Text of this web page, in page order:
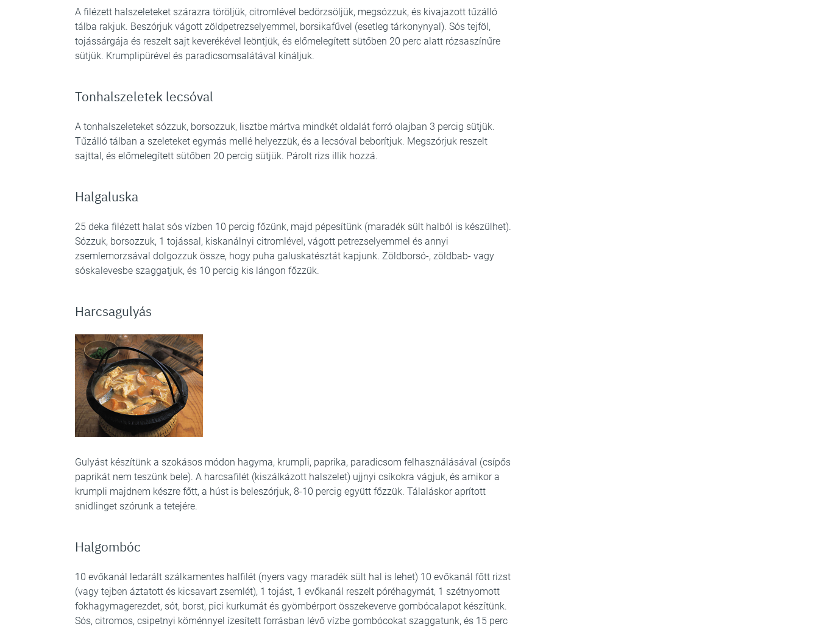
A filézett halszeleteket szárazra töröljük, citromlével bedörzsöljük, megsózzuk, és kivajazott tűzálló
tálba rakjuk. Beszórjuk vágott zöldpetrezselyemmel, borsikafűvel (esetleg tárkonynyal). Sós tejföl,
tojássárgája és reszelt sajt keverékével leöntjük, és előmelegített sütőben 20 perc alatt rózsaszínűre
sütjük. Krumplipürével és paradicsomsalátával kínáljuk.
Tonhalszeletek lecsóval
A tonhalszeleteket sózzuk, borsozzuk, lisztbe mártva mindkét oldalát forró olajban 3 percig sütjük.
Tűzálló tálban a szeleteket egymás mellé helyezzük, és a lecsóval beborítjuk. Megszórjuk reszelt
sajttal, és előmelegített sütőben 20 percig sütjük. Párolt rizs illik hozzá.
Halgaluska
25 deka filézett halat sós vízben 10 percig főzünk, majd pépesítünk (maradék sült halból is készülhet).
Sózzuk, borsozzuk, 1 tojással, kiskanálnyi citromlével, vágott petrezselyemmel és annyi
zsemlemorzsával dolgozzuk össze, hogy puha galuskatésztát kapjunk. Zöldborsó-, zöldbab- vagy
sóskalevesbe szaggatjuk, és 10 percig kis lángon főzzük.
Harcsagulyás
Gulyást készítünk a szokásos módon hagyma, krumpli, paprika, paradicsom felhasználásával (csípős
paprikát nem teszünk bele). A harcsafilét (kiszálkázott halszelet) ujjnyi csíkokra vágjuk, és amikor a
krumpli majdnem készre főtt, a húst is beleszórjuk, 8-10 percig együtt főzzük. Tálaláskor aprított
snidlinget szórunk a tetejére.
Halgombóc
10 evőkanál ledarált szálkamentes halfilét (nyers vagy maradék sült hal is lehet) 10 evőkanál főtt rizst
(vagy tejben áztatott és kicsavart zsemlét), 1 tojást, 1 evőkanál reszelt póréhagymát, 1 szétnyomott
fokhagymagerezdet, sót, borst, pici kurkumát és gyömbérport összekeverve gombócalapot készítünk.
Sós, citromos, csipetnyi köménnyel ízesített forrásban lévő vízbe gombócokat szaggatunk, és 15 perc